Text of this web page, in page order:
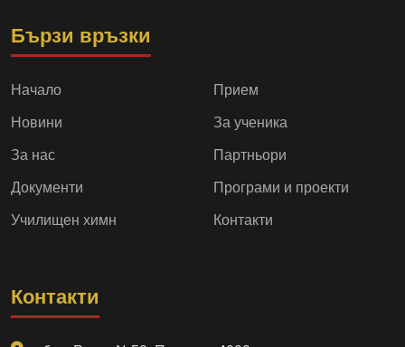
Бързи връзки
Начало
Новини
За нас
Документи
Училищен химн
Прием
За ученика
Партньори
Програми и проекти
Контакти
Контакти